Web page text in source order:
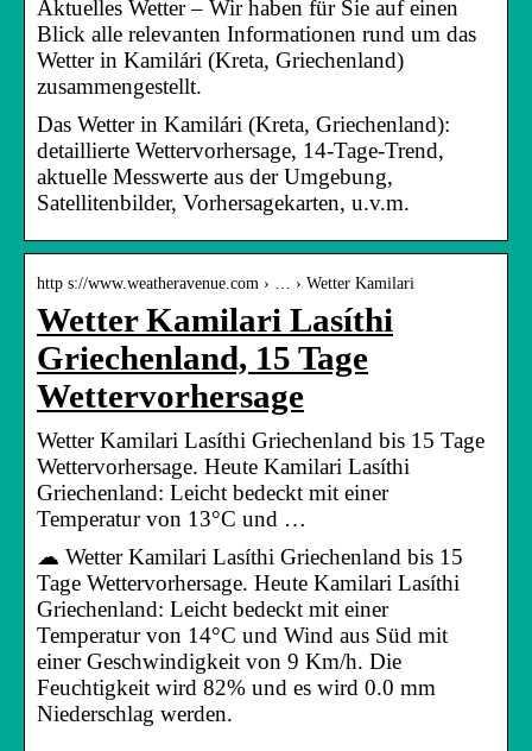
Aktuelles Wetter – Wir haben für Sie auf einen
Blick alle relevanten Informationen rund um das
Wetter in Kamilári (Kreta, Griechenland)
zusammengestellt.
Das Wetter in Kamilári (Kreta, Griechenland):
detaillierte Wettervorhersage, 14-Tage-Trend,
aktuelle Messwerte aus der Umgebung,
Satellitenbilder, Vorhersagekarten, u.v.m.
http s://www.weatheravenue.com › … › Wetter Kamilari
Wetter Kamilari Lasíthi
Griechenland, 15 Tage
Wettervorhersage
Wetter Kamilari Lasíthi Griechenland bis 15 Tage
Wettervorhersage. Heute Kamilari Lasíthi
Griechenland: Leicht bedeckt mit einer
Temperatur von 13°C und …
☁ Wetter Kamilari Lasíthi Griechenland bis 15
Tage Wettervorhersage. Heute Kamilari Lasíthi
Griechenland: Leicht bedeckt mit einer
Temperatur von 14°C und Wind aus Süd mit
einer Geschwindigkeit von 9 Km/h. Die
Feuchtigkeit wird 82% und es wird 0.0 mm
Niederschlag werden.